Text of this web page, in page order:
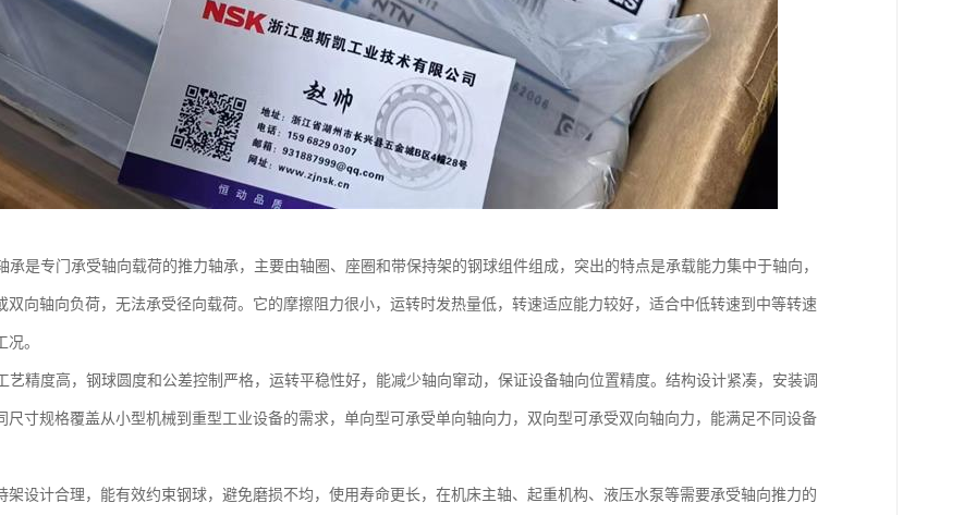
承是专门承受轴向载荷的推力轴承，主要由轴圈、座圈和带保持架的钢球组件组成，突出的特点是承载能力集中于轴向，
双向轴向负荷，无法承受径向载荷。它的摩擦阻力很小，运转时发热量低，转速适应能力较好，适合中低转速到中等转速
。
艺精度高，钢球圆度和公差控制严格，运转平稳性好，能减少轴向窜动，保证设备轴向位置精度。结构设计紧凑，安装调
尺寸规格覆盖从小型机械到重型工业设备的需求，单向型可承受单向轴向力，双向型可承受双向轴向力，能满足不同设备
架设计合理，能有效约束钢球，避免磨损不均，使用寿命更长，在机床主轴、起重机构、液压水泵等需要承受轴向推力的